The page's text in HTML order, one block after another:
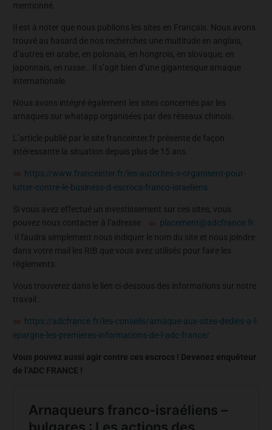
mentionné.
Il est à noter que nous publions les sites en Français. Nous avons
trouvé au hasard de nos recherches une multitude en anglais,
d’autres en arabe, en polonais, en hongrois, en slovaque, en
japonnais, en russe… Il s’agit bien d’une gigantesque arnaque
internationale.
Nous avons intégré également les sites concernés par les
arnaques sur whatapp organisées par des réseaux chinois.
L’article publié par le site franceinter.fr présente de façon
intéressante la situation depuis plus de 15 ans.
https://www.franceinter.fr/les-autorites-s-organisent-pour-
lutter-contre-le-business-d-escrocs-franco-israeliens
Si vous avez effectué un investissement sur ces sites, vous
pouvez nous contacter à l’adresse
placement@adcfrance.fr.
Il faudra simplement nous indiquer le nom du site et nous joindre
dans votre mail les RIB que vous avez utilisés pour faire les
règlements.
Vous trouverez dans le lien ci-dessous des informations sur notre
travail :
https://adcfrance.fr/les-conseils/arnaque-aux-sites-dedies-a-l-
epargne-les-premieres-informations-de-l-adc-france/
Vous pouvez aussi agir contre ces escrocs ! Devenez enquêteur
de l’ADC FRANCE !